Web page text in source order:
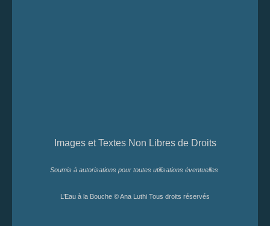
Images et Textes Non Libres de Droits
Soumis à autorisations pour toutes utilisations éventuelles
L’Eau à la Bouche © Ana Luthi Tous droits réservés